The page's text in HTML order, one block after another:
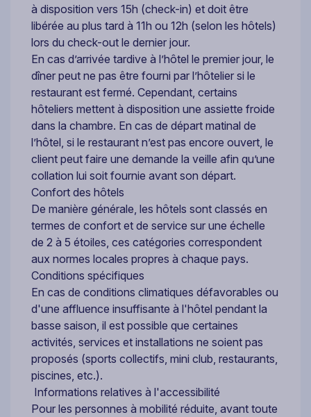
à disposition vers 15h (check-in) et doit être
libérée au plus tard à 11h ou 12h (selon les hôtels)
lors du check-out le dernier jour.
En cas d’arrivée tardive à l’hôtel le premier jour, le
dîner peut ne pas être fourni par l’hôtelier si le
restaurant est fermé. Cependant, certains
hôteliers mettent à disposition une assiette froide
dans la chambre. En cas de départ matinal de
l’hôtel, si le restaurant n’est pas encore ouvert, le
client peut faire une demande la veille afin qu’une
collation lui soit fournie avant son départ.
Confort des hôtels
De manière générale, les hôtels sont classés en
termes de confort et de service sur une échelle
de 2 à 5 étoiles, ces catégories correspondent
aux normes locales propres à chaque pays.
Conditions spécifiques
En cas de conditions climatiques défavorables ou
d'une affluence insuffisante à l'hôtel pendant la
basse saison, il est possible que certaines
activités, services et installations ne soient pas
proposés (sports collectifs, mini club, restaurants,
piscines, etc.).
Informations relatives à l'accessibilité
Pour les personnes à mobilité réduite, avant toute